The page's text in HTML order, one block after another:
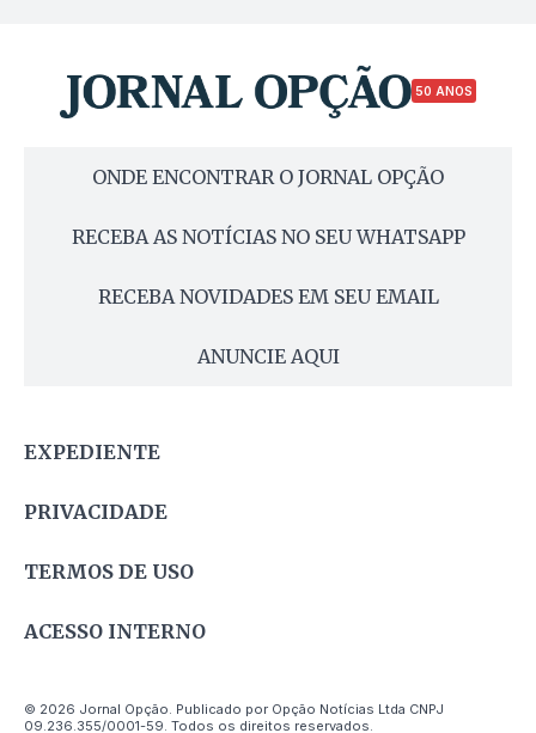
50 ANOS
ONDE ENCONTRAR O JORNAL OPÇÃO
RECEBA AS NOTÍCIAS NO SEU WHATSAPP
RECEBA NOVIDADES EM SEU EMAIL
ANUNCIE AQUI
EXPEDIENTE
PRIVACIDADE
TERMOS DE USO
ACESSO INTERNO
© 2026 Jornal Opção. Publicado por Opção Notícias Ltda CNPJ
09.236.355/0001-59. Todos os direitos reservados.